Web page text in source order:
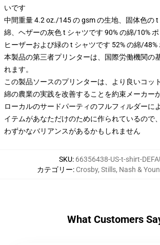
いです
中間重量 4.2 oz./145 の gsm の生地、固体色の t
綿、ヘザーの灰色 t シャツです 90% の綿/10%
ヒーザーおよび緑の t シャツです 52% の綿/
本製品の第三者プリンターは、国際労働機関の
れます。
この製品ソースのプリンターは、より良いコッ
綿の農業の実践を改善することを約束メーカー
ローカルのサードパーティのフルフィルダーに
イテムがあなただけのために作られているので
わずかなバリアンスがあるかもしれません
SKU: 66356438-US-t-shirt-
カテゴリー: Crosby, Stills, Nash &
What Customers